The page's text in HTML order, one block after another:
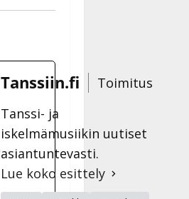
Tanssiin.fi
Toimitus
Tanssi- ja
iskelmämusiikin uutiset
asiantuntevasti.
Lue koko esittely